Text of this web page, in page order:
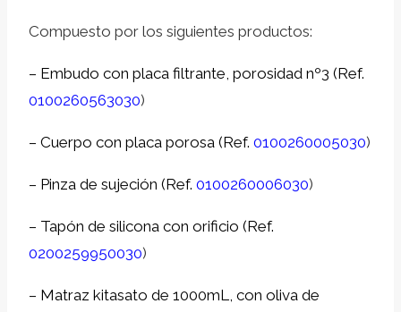
Compuesto por los siguientes productos:
– Embudo con placa filtrante, porosidad nº3 (Ref.
0100260563030)
– Cuerpo con placa porosa (Ref. 0100260005030)
– Pinza de sujeción (Ref. 0100260006030)
– Tapón de silicona con orificio (Ref.
0200259950030)
– Matraz kitasato de 1000mL, con oliva de